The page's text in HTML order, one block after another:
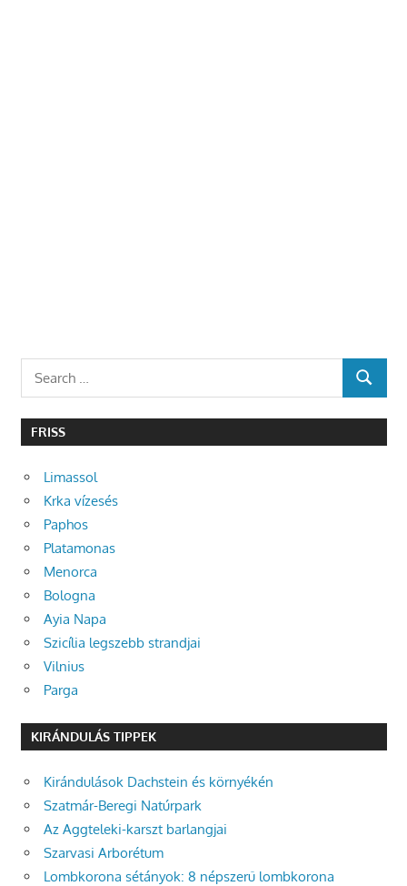
SEARCH
FRISS
Limassol
Krka vízesés
Paphos
Platamonas
Menorca
Bologna
Ayia Napa
Szicília legszebb strandjai
Vilnius
Parga
KIRÁNDULÁS TIPPEK
Kirándulások Dachstein és környékén
Szatmár-Beregi Natúrpark
Az Aggteleki-karszt barlangjai
Szarvasi Arborétum
Lombkorona sétányok: 8 népszerű lombkorona